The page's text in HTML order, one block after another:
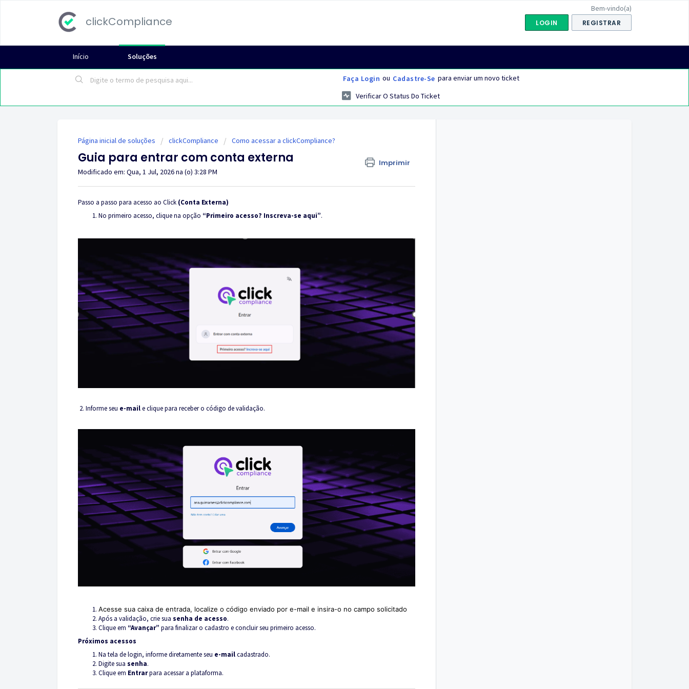
clickCompliance
Bem-vindo(a)
LOGIN REGISTRAR
Início Soluções
Faça Login ou Cadastre-Se para enviar um novo ticket
Verificar O Status Do Ticket
Página inicial de soluções clickCompliance Como acessar a clickCompliance?
Guia para entrar com conta externa Imprimir
Modificado em: Qua, 1 Jul, 2026 na (o) 3:28 PM
Passo a passo para acesso ao Click (Conta Externa)
No primeiro acesso, clique na opção “Primeiro acesso? Inscreva-se aqui”.
2. Informe seu e-maile clique para receber o código de validação.
Acesse sua caixa de entrada, localize o código enviado por e-mail e insira-o no campo solicitado
Após a validação, crie sua senha de acesso.
Clique em “Avançar” para finalizar o cadastro e concluir seu primeiro acesso.
Próximos acessos
Na tela de login, informe diretamente seu e-mailcadastrado.
Digite sua senha.
Clique em Entrarpara acessar a plataforma.